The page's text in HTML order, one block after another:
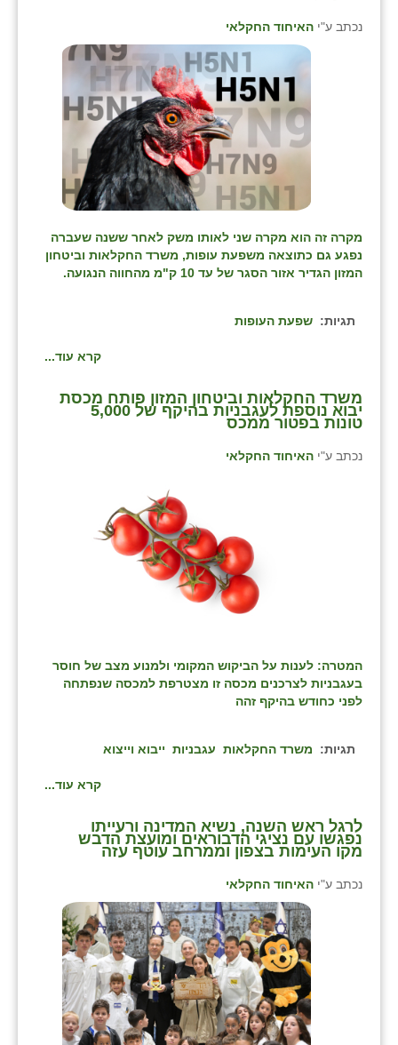
נכתב ע"י האיחוד החקלאי
מקרה זה הוא מקרה שני לאותו משק לאחר ששנה שעברה
נפגע גם כתוצאה משפעת עופות, משרד החקלאות וביטחון
המזון הגדיר אזור הסגר של עד 10 ק"מ מהחווה הנגועה.
תגיות: שפעת העופות
קרא עוד...
משרד החקלאות וביטחון המזון פותח מכסת
יבוא נוספת לעגבניות בהיקף של 5,000
טונות בפטור ממכס
נכתב ע"י האיחוד החקלאי
המטרה: לענות על הביקוש המקומי ולמנוע מצב של חוסר
בעגבניות לצרכנים מכסה זו מצטרפת למכסה שנפתחה
לפני כחודש בהיקף זהה
תגיות: משרד החקלאות עגבניות ייבוא וייצוא
קרא עוד...
לרגל ראש השנה, נשיא המדינה ורעייתו
נפגשו עם נציגי הדבוראים ומועצת הדבש
מקו העימות בצפון וממרחב עוטף עזה
נכתב ע"י האיחוד החקלאי